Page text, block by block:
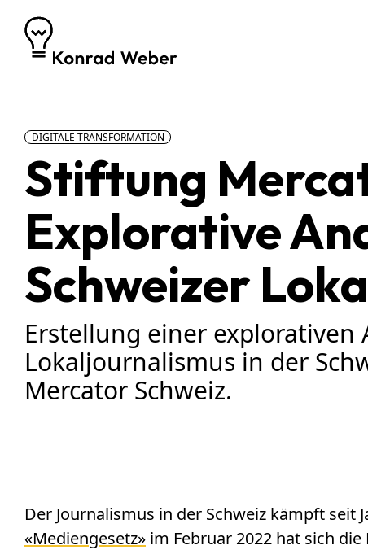
Zum Inhalt springen
DIGITALE TRANSFORMATION
Stiftung
Explorative
Schweizer
Erstellung einer explorativen
Lokaljournalismus in der
Mercator Schweiz.
Der Journalismus in der Schweiz kämpft seit
«Mediengesetz» im Februar 2022 hat sich